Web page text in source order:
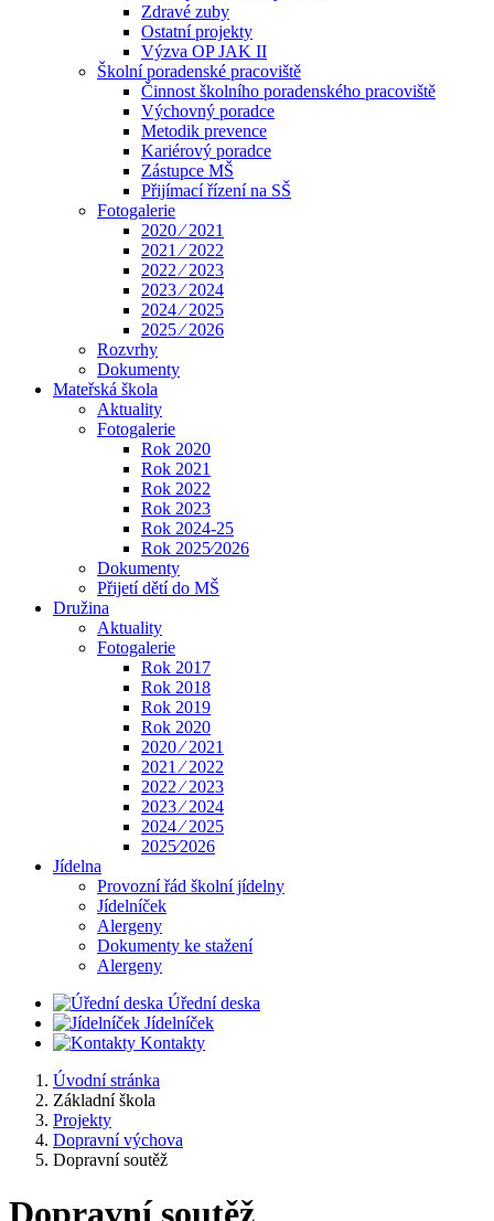
Zdravé zuby
Ostatní projekty
Výzva OP JAK II
Školní poradenské pracoviště
Činnost školního poradenského pracoviště
Výchovný poradce
Metodik prevence
Kariérový poradce
Zástupce MŠ
Přijímací řízení na SŠ
Fotogalerie
2020 ⁄ 2021
2021 ⁄ 2022
2022 ⁄ 2023
2023 ⁄ 2024
2024 ⁄ 2025
2025 ⁄ 2026
Rozvrhy
Dokumenty
Mateřská škola
Aktuality
Fotogalerie
Rok 2020
Rok 2021
Rok 2022
Rok 2023
Rok 2024-25
Rok 2025⁄2026
Dokumenty
Přijetí dětí do MŠ
Družina
Aktuality
Fotogalerie
Rok 2017
Rok 2018
Rok 2019
Rok 2020
2020 ⁄ 2021
2021 ⁄ 2022
2022 ⁄ 2023
2023 ⁄ 2024
2024 ⁄ 2025
2025⁄2026
Jídelna
Provozní řád školní jídelny
Jídelníček
Alergeny
Dokumenty ke stažení
Alergeny
Úřední deska
Jídelníček
Kontakty
Úvodní stránka
Základní škola
Projekty
Dopravní výchova
Dopravní soutěž